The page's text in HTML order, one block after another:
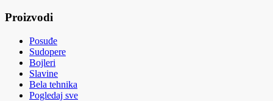
Proizvodi
Posuđe
Sudopere
Bojleri
Slavine
Bela tehnika
Pogledaj sve